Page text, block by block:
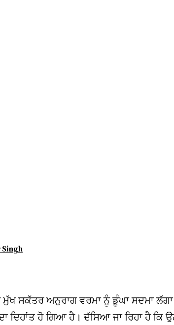
ਸਕੱਤਰ ਅਨੁਰਾਗ ਵਰਮਾ ਨੂੰ ਡੂੰਘਾ ਸਦਮਾ ਲੱਗਾ
ਦਿਹਾਂਤ ਹੋ ਗਿਆ ਹੈ। ਦੱਸਿਆ ਜਾ ਰਿਹਾ ਹੈ ਕਿ